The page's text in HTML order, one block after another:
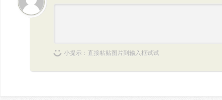
小提示：直接粘贴图片到输入框试试